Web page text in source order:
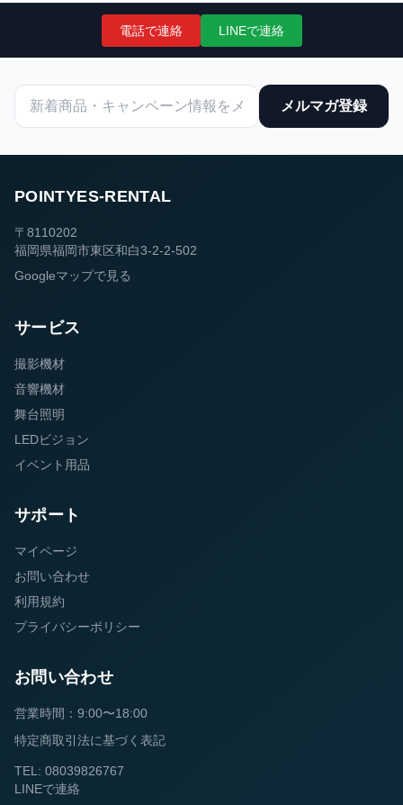
電話で連絡 LINEで連絡
メルマガ登録
POINTYES-RENTAL
〒8110202
福岡県福岡市東区和白3-2-2-502
Googleマップで見る
サービス
撮影機材
音響機材
舞台照明
LEDビジョン
イベント用品
サポート
マイページ
お問い合わせ
利用規約
プライバシーポリシー
お問い合わせ
営業時間：9:00〜18:00
特定商取引法に基づく表記
TEL: 08039826767
LINEで連絡